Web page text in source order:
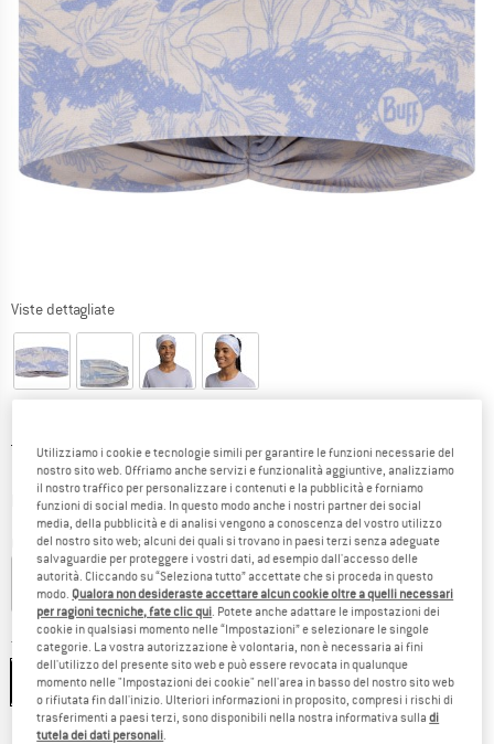
Viste dettagliate
Prezzo originale :
19,95€
Prezzo:
14,96€ incl. IVA
più Spese di spedizioneInformazioni sui costi di spedizione. Si apre in
Colore:Loer Glory Blue
25% 25%
Taglia:One Size
One Size
Guida alle taglie
Utilizziamo i cookie e tecnologie simili per garantire le funzioni necessarie del
nostro sito web. Offriamo anche servizi e funzionalità aggiuntive, analizziamo
il nostro traffico per personalizzare i contenuti e la pubblicità e forniamo
funzioni di social media. In questo modo anche i nostri partner dei social
media, della pubblicità e di analisi vengono a conoscenza del vostro utilizzo
del nostro sito web; alcuni dei quali si trovano in paesi terzi senza adeguate
salvaguardie per proteggere i vostri dati, ad esempio dall'accesso delle
autorità. Cliccando su “Seleziona tutto” accettate che si proceda in questo
modo. Qualora non desideraste accettare alcun cookie oltre a quelli necessari
per ragioni tecniche, fate clic qui . Potete anche adattare le impostazioni dei
cookie in qualsiasi momento nelle “Impostazioni” e selezionare le singole
categorie. La vostra autorizzazione è volontaria, non è necessaria ai fini
dell'utilizzo del presente sito web e può essere revocata in qualunque
momento nelle "Impostazioni dei cookie" nell'area in basso del nostro sito web
o rifiutata fin dall'inizio. Ulteriori informazioni in proposito, compresi i rischi di
trasferimenti a paesi terzi, sono disponibili nella nostra informativa sulladi
tutela dei dati personali